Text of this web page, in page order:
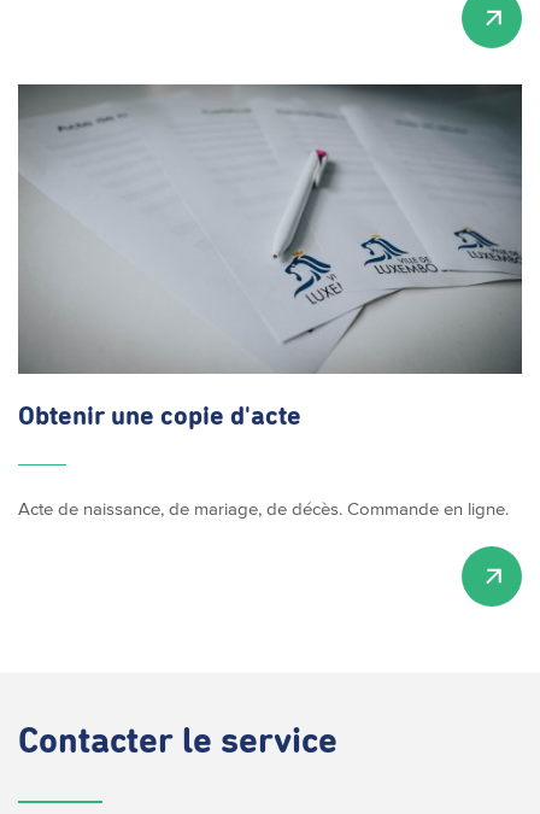
Obtenir une copie d'acte
Acte de naissance, de mariage, de décès. Commande en ligne.
Contacter le service